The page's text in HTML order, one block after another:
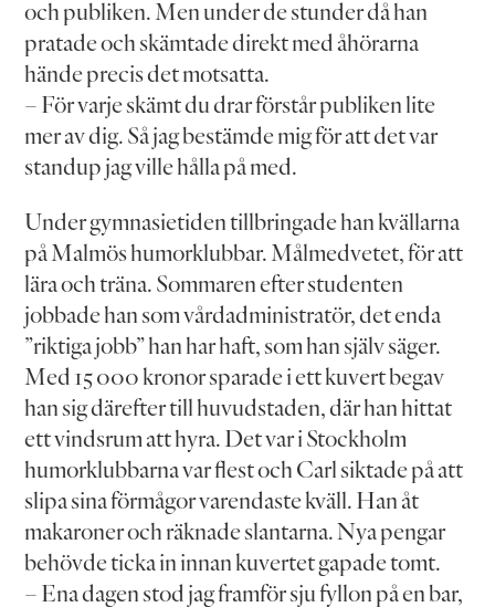
och publiken. Men under de stunder då han
pratade och skämtade direkt med åhörarna
hände precis det motsatta.
– För varje skämt du drar förstår publiken lite
mer av dig. Så jag bestämde mig för att det var
standup jag ville hålla på med.
Under gymnasietiden tillbringade han kvällarna
på Malmös humorklubbar. Målmedvetet, för att
lära och träna. Sommaren efter studenten
jobbade han som vårdadministratör, det enda
”riktiga jobb” han har haft, som han själv säger.
Med 15 000 kronor sparade i ett kuvert begav
han sig därefter till huvudstaden, där han hittat
ett vindsrum att hyra. Det var i Stockholm
humorklubbarna var flest och Carl siktade på att
slipa sina förmågor varendaste kväll. Han åt
makaroner och räknade slantarna. Nya pengar
behövde ticka in innan kuvertet gapade tomt.
– Ena dagen stod jag framför sju fyllon på en bar,